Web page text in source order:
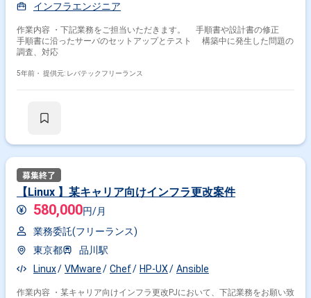
インフラエンジニア
作業内容 ・下記業務をご担当いただきます。 手順書や設計書の修正
手順書に沿ったサーバのセットアップとテスト 構築中に発生した問題の
調査、対応
5年前・ 提供元: レバテックフリーランス
【Linux 】某キャリア向けインフラ更改案件
580,000円/月
業務委託(フリーランス)
東京都
品川駅
Linux
VMware Chef HP-UX Ansible
作業内容 ・某キャリア向けインフラ更改PJにおいて、下記業務をお願い致